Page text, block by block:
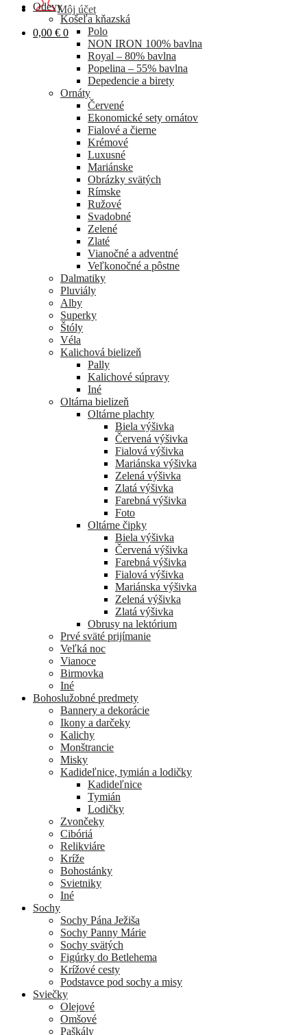
Môj účet
0,00 € 0
Odevy
Košeľa kňazská
Polo
NON IRON 100% bavlna
Royal – 80% bavlna
Popelina – 55% bavlna
Depedencie a birety
Ornáty
Červené
Ekonomické sety ornátov
Fialové a čierne
Krémové
Luxusné
Mariánske
Obrázky svätých
Rímske
Ružové
Svadobné
Zelené
Zlaté
Vianočné a adventné
Veľkonočné a pôstne
Dalmatiky
Pluviály
Alby
Superky
Štóly
Véla
Kalichová bielizeň
Pally
Kalichové súpravy
Iné
Oltárna bielizeň
Oltárne plachty
Biela výšivka
Červená výšivka
Fialová výšivka
Mariánska výšivka
Zelená výšivka
Zlatá výšivka
Farebná výšivka
Foto
Oltárne čipky
Biela výšivka
Červená výšivka
Farebná výšivka
Fialová výšivka
Mariánska výšivka
Zelená výšivka
Zlatá výšivka
Obrusy na lektórium
Prvé sväté prijímanie
Veľká noc
Vianoce
Birmovka
Iné
Bohoslužobné predmety
Bannery a dekorácie
Ikony a darčeky
Kalichy
Monštrancie
Misky
Kadideľnice, tymián a lodičky
Kadideľnice
Tymián
Lodičky
Zvončeky
Cibóriá
Relikviáre
Kríže
Bohostánky
Svietniky
Iné
Sochy
Sochy Pána Ježiša
Sochy Panny Márie
Sochy svätých
Figúrky do Betlehema
Krížové cesty
Podstavce pod sochy a misy
Sviečky
Olejové
Omšové
Paškály